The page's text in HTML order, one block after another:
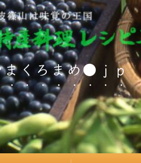
まくろまめ●ｊｐ